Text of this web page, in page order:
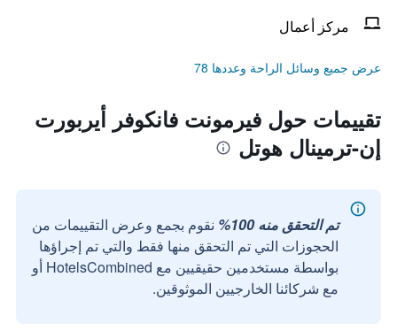
مركز أعمال
عرض جميع وسائل الراحة وعددها 78
تقييمات حول فيرمونت فانكوفر أيربورت
إن-ترمينال هوتل
تم التحقق منه 100%
نقوم بجمع وعرض التقييمات من
الحجوزات التي تم التحقق منها فقط والتي تم إجراؤها
بواسطة مستخدمين حقيقيين مع HotelsCombined أو
مع شركائنا الخارجيين الموثوقين.